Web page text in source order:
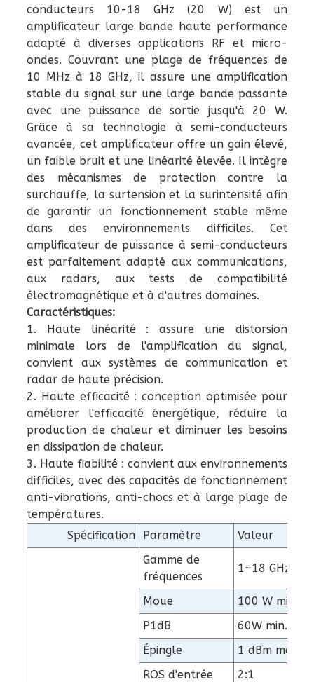
conducteurs 10-18 GHz (20 W) est un
amplificateur large bande haute performance
adapté à diverses applications RF et micro-
ondes. Couvrant une plage de fréquences de
10 MHz à 18 GHz, il assure une amplification
stable du signal sur une large bande passante
avec une puissance de sortie jusqu'à 20 W.
Grâce à sa technologie à semi-conducteurs
avancée, cet amplificateur offre un gain élevé,
un faible bruit et une linéarité élevée. Il intègre
des mécanismes de protection contre la
surchauffe, la surtension et la surintensité afin
de garantir un fonctionnement stable même
dans des environnements difficiles. Cet
amplificateur de puissance à semi-conducteurs
est parfaitement adapté aux communications,
aux radars, aux tests de compatibilité
électromagnétique et à d'autres domaines.
Caractéristiques:
1. Haute linéarité : assure une distorsion
minimale lors de l'amplification du signal,
convient aux systèmes de communication et
radar de haute précision.
2. Haute efficacité : conception optimisée pour
améliorer l'efficacité énergétique, réduire la
production de chaleur et diminuer les besoins
en dissipation de chaleur.
3. Haute fiabilité : convient aux environnements
difficiles, avec des capacités de fonctionnement
anti-vibrations, anti-chocs et à large plage de
températures.
Spécification
Paramètre
Valeur
Gamme de
fréquences
1~18 GHz
Moue
100 W min.
P1dB
60W min.
Épingle
1 dBm max.
ROS d'entrée
2:1